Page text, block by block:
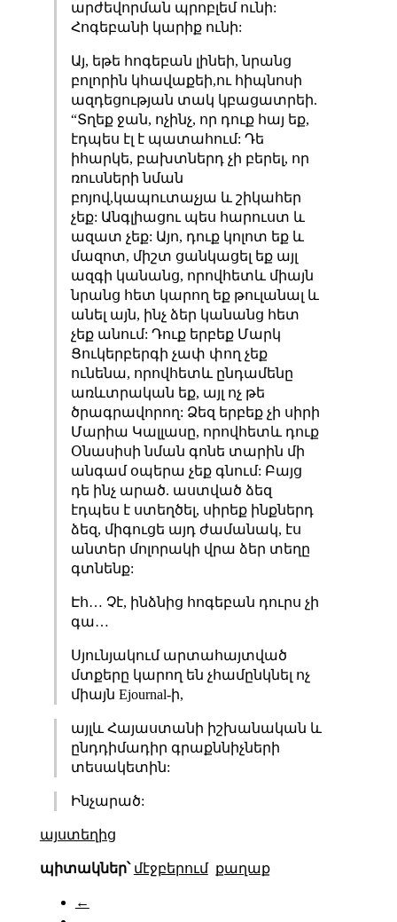
արժեվորման պրոբլեմ ունի:
Հոգեբանի կարիք ունի:
Այ, եթե հոգեբան լինեի, նրանց
բոլորին կհավաքեի,ու հիպնոսի
ազդեցության տակ կբացատրեի.
“Տղեք ջան, ոչինչ, որ դուք հայ եք,
էդպես էլ է պատահում: Դե
իհարկե, բախտներդ չի բերել, որ
ռուսների նման
բոյով,կապուտաչյա և շիկահեր
չեք: Անգլիացու պես հարուստ և
ազատ չեք: Այո, դուք կոլոտ եք և
մազոտ, միշտ ցանկացել եք այլ
ազգի կանանց, որովհետև միայն
նրանց հետ կարող եք թուլանալ և
անել այն, ինչ ձեր կանանց հետ
չեք անում: Դուք երբեք Մարկ
Ցուկերբերգի չափ փող չեք
ունենա, որովհետև ընդամենը
առևտրական եք, այլ ոչ թե
ծրագրավորող: Ձեզ երբեք չի սիրի
Մարիա Կալլասը, որովհետև դուք
Օնասիսի նման գոնե տարին մի
անգամ օպերա չեք գնում: Բայց
դե ինչ արած. աստված ձեզ
էդպես է ստեղծել, սիրեք ինքներդ
ձեզ, միգուցե այդ ժամանակ, էս
անտեր մոլորակի վրա ձեր տեղը
գտնենք:
Էհ… Չէ, ինձնից հոգեբան դուրս չի
գա…
Սյունյակում արտահայտված
մտքերը կարող են չհամընկնել ոչ
միայն Ejournal-ի,
այլև Հայաստանի իշխանական և
ընդդիմադիր գրաքննիչների
տեսակետին:
Ինչարած:
այստեղից
պիտակներ՝ մէջբերում քաղաք
←